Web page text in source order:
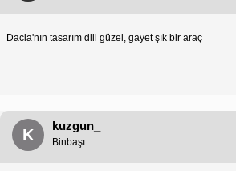
Dacia'nın tasarım dili güzel, gayet şık bir araç
K
kuzgun_
Binbaşı